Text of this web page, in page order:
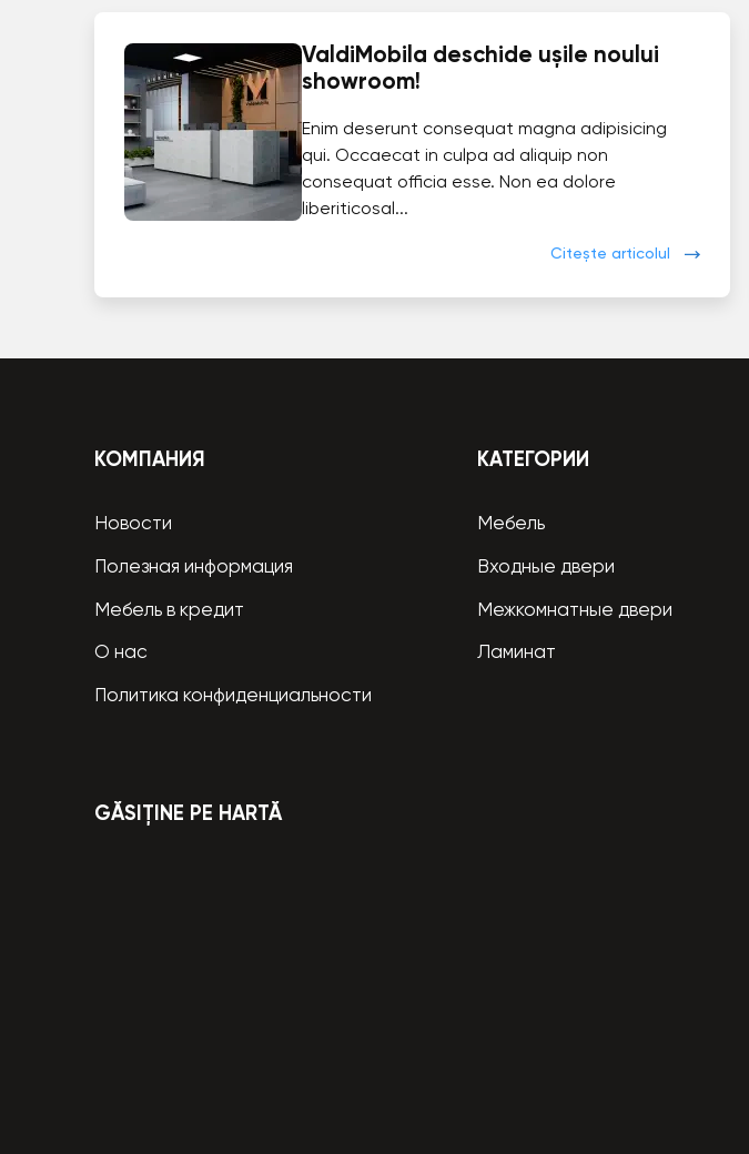
ValdiMobila deschide ușile noului
showroom!
Enim deserunt consequat magna adipisicing
qui. Occaecat in culpa ad aliquip non
consequat officia esse. Non ea dolore
liberiticosal...
Citește articolul
КОМПАНИЯ
Новости
Полезная информация
Мебель в кредит
О нас
Политика конфиденциальности
КАТЕГОРИИ
Мебель
Входные двери
Межкомнатные двери
Ламинат
GĂSIȚINE PE HARTĂ